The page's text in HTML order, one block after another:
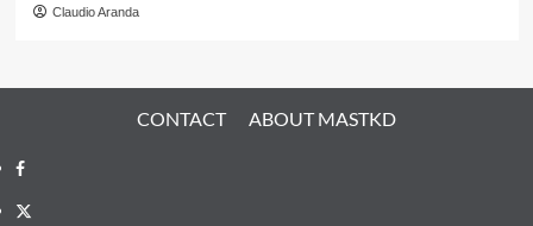
Claudio Aranda
CONTACT ABOUT MASTKD
Facebook
X